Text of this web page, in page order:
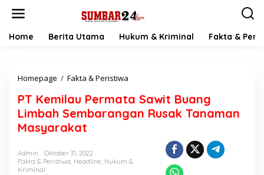
Home Berita Utama Hukum & Kriminal Fakta &
Homepage / Fakta & Peristiwa
K
e
m
u
PT Kemilau Permata Sawit Buang
Limbah Sembarangan Rusak Tanaman
Masyarakat
Admin
Oktober 31, 2022
Fakta & Peristiwa, Headline, Hukum &
Kriminal